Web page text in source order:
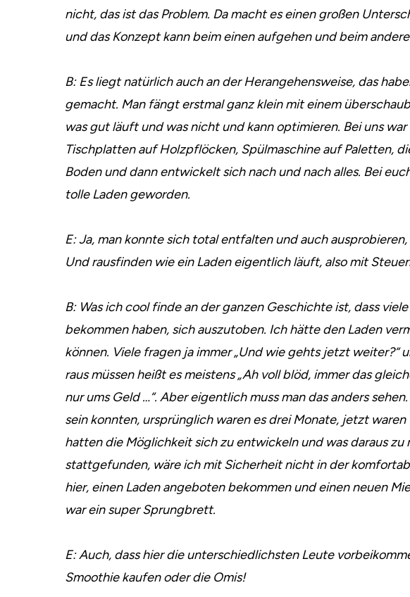
nicht, das ist das Problem. Da macht es einen großen
und das Konzept kann beim einen aufgehen und beim
B: Es liegt natürlich auch an der Herangehensweise, das
gemacht. Man fängt erstmal ganz klein mit einem
was gut läuft und was nicht und kann optimieren. Bei uns
Tischplatten auf Holzpflöcken, Spülmaschine auf Paletten,
Boden und dann entwickelt sich nach und nach alles. Bei
tolle Laden geworden.
E: Ja, man konnte sich total entfalten und auch
Und rausfinden wie ein Laden eigentlich läuft, also mit
B: Was ich cool finde an der ganzen Geschichte ist, dass
bekommen haben, sich auszutoben. Ich hätte den Laden
können. Viele fragen ja immer „Und wie gehts jetzt weiter?“
raus müssen heißt es meistens „Ah voll blöd, immer das
nur ums Geld …“. Aber eigentlich muss man das anders
sein konnten, ursprünglich waren es drei Monate, jetzt
hatten die Möglichkeit sich zu entwickeln und was daraus zu
stattgefunden, wäre ich mit Sicherheit nicht in der
hier, einen Laden angeboten bekommen und einen neuen
war ein super Sprungbrett.
E: Auch, dass hier die unterschiedlichsten Leute
Smoothie kaufen oder die Omis!